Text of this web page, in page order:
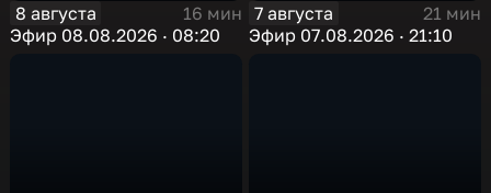
8 августа
16 мин
Эфир 08.08.2026 · 08:20
7 августа
21 мин
Эфир 07.08.2026 · 21:10